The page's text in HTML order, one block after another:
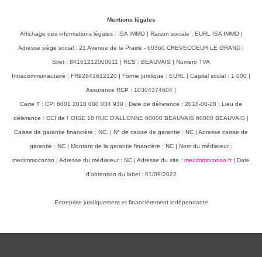
Mentions légales
Affichage des informations légales : ISA IMMO | Raison sociale : EURL ISA IMMO |
Adresse siège social : 21 Avenue de la Prairie - 60360 CREVECOEUR LE GRAND |
Siret : 84161212000011 | RCS : BEAUVAIS | Numero TVA
Intracommunautaire : FR92841612120 | Forme juridique : EURL | Capital social : 1 000 |
Assurance RCP : 10304374604 |
Carte T : CPI 6001 2018 000 034 930 | Date de délivrance : 2018-08-28 | Lieu de
délivrance : CCI de l' OISE 18 RUE D'ALLONNE 60000 BEAUVAIS 60000 BEAUVAIS |
Caisse de garantie financière : NC. | N° de caisse de garantie : NC | Adresse caisse de
garantie : NC | Montant de la garantie financière : NC | Nom du médiateur :
medimmoconso | Adresse du médiateur : NC | Adresse du site : medimmoconso.fr| Date
d'obtention du label : 01/09/2022
Entreprise juridiquement et financièrement indépendante